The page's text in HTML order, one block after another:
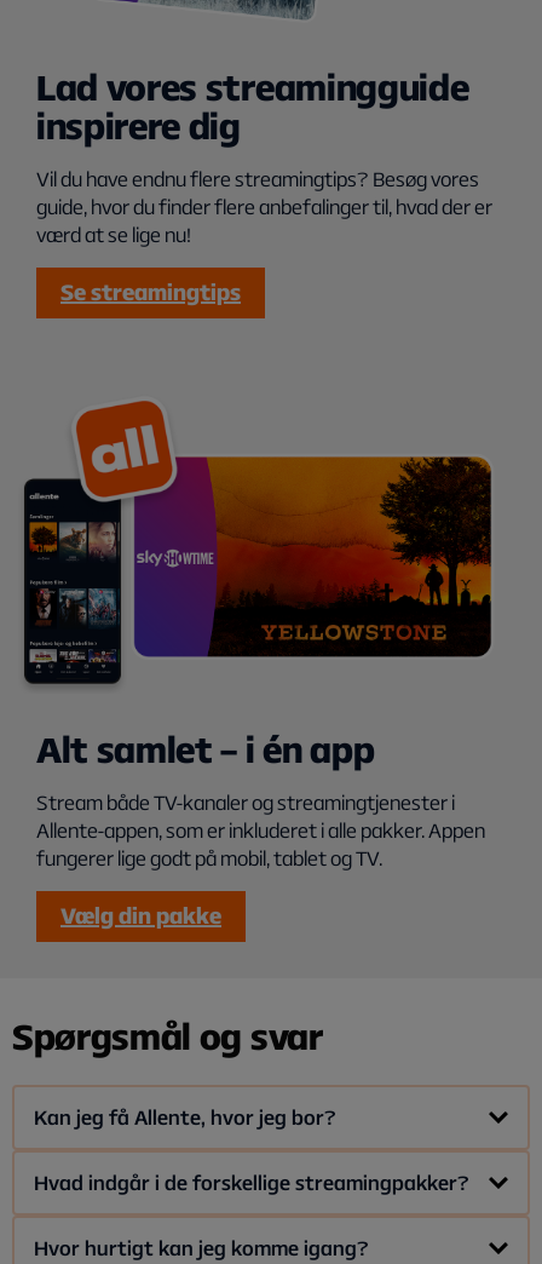
Lad vores streamingguide
inspirere dig
Vil du have endnu flere streamingtips? Besøg vores
guide, hvor du finder flere anbefalinger til, hvad der er
værd at se lige nu!
Se streamingtips
Alt samlet – i én app
Stream både TV-kanaler og streamingtjenester i
Allente-appen, som er inkluderet i alle pakker. Appen
fungerer lige godt på mobil, tablet og TV.
Vælg din pakke
Spørgsmål og svar
Kan jeg få Allente, hvor jeg bor?
Da Allente leverer TV via streaming, er det muligt at få
Hvad indgår i de forskellige streamingpakker?
Allente tilbyder tre forskellige Stream-pakker med
Hvor hurtigt kan jeg komme igang?